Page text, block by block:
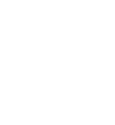
vorgeschrieben sein.